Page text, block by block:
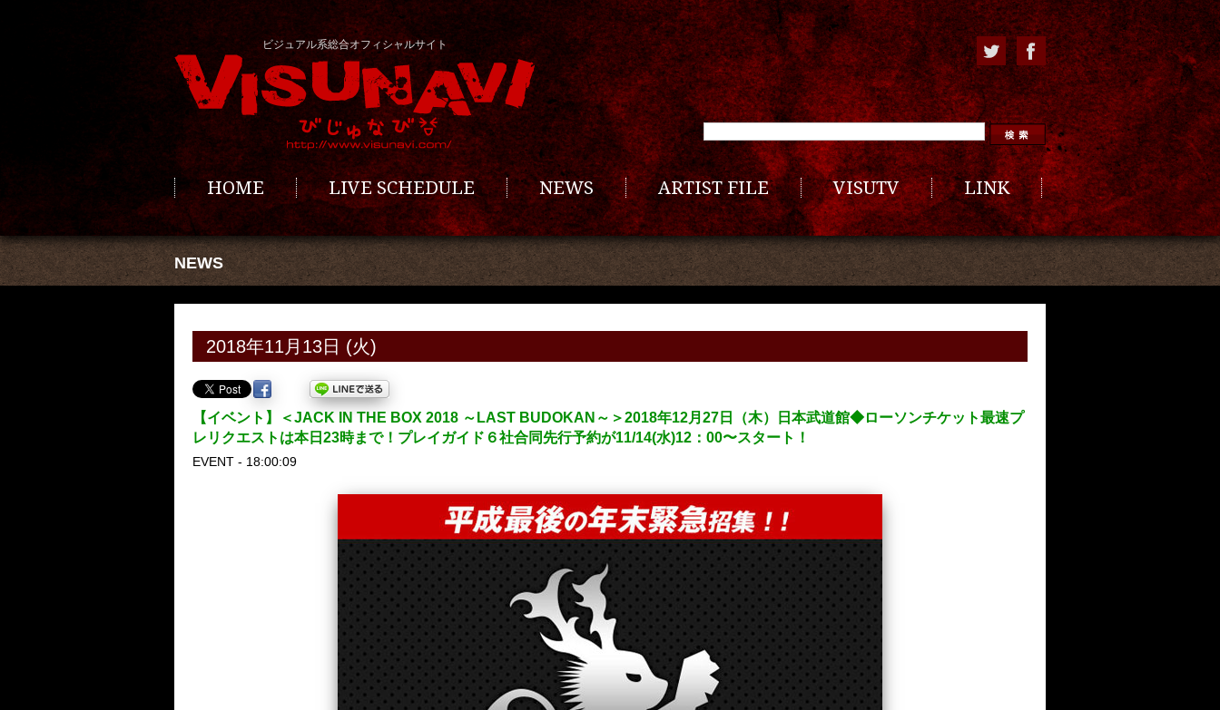
ビジュアル系総合オフィシャルサイト
HOME LIVE SCHEDULE NEWS ARTIST FILE VISUTV LINK
NEWS
2018年11月13日 (火)
【イベント】＜JACK IN THE BOX 2018 ～LAST BUDOKAN～＞2018年12月27日（木）日本武道館◆ローソンチケット最速プ
レリクエストは本日23時まで！プレイガイド６社合同先行予約が11/14(水)12：00〜スタート！
EVENT - 18:00:09